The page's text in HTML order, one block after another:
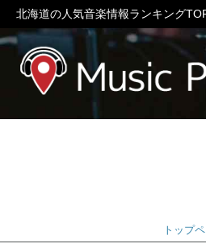
北海道の人気音楽情報ランキング
トップ